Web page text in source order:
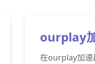
ourplay
在ourplay加速